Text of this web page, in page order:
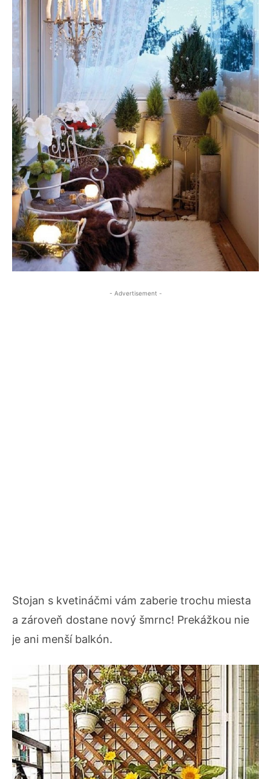
- Advertisement -
Stojan s kvetináčmi vám zaberie trochu miesta
a zároveň dostane nový šmrnc! Prekážkou nie
je ani menší balkón.